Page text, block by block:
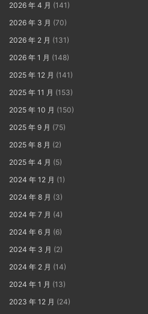
2026 年 4 月 (141)
2026 年 3 月 (70)
2026 年 2 月 (131)
2026 年 1 月 (148)
2025 年 12 月 (141)
2025 年 11 月 (153)
2025 年 10 月 (150)
2025 年 9 月 (75)
2025 年 8 月 (2)
2025 年 4 月 (5)
2024 年 12 月 (1)
2024 年 8 月 (3)
2024 年 7 月 (4)
2024 年 6 月 (6)
2024 年 3 月 (2)
2024 年 2 月 (14)
2024 年 1 月 (13)
2023 年 12 月 (24)